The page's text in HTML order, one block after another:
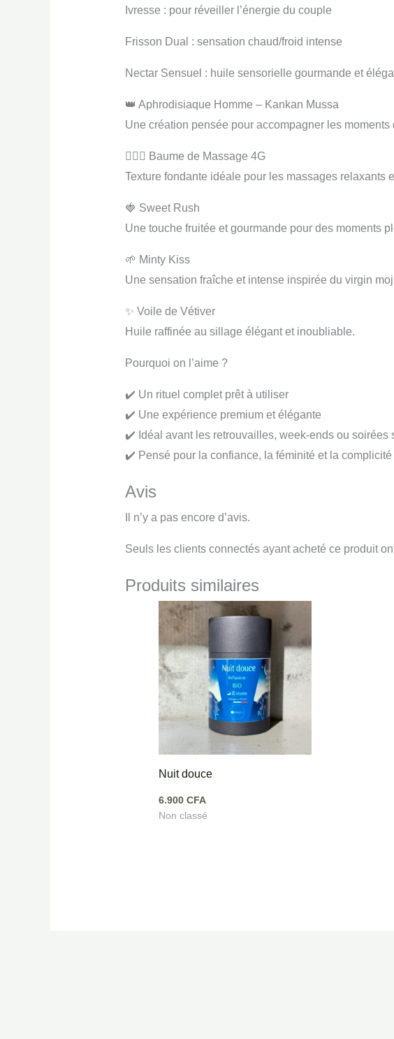
Ivresse : pour réveiller l’énergie du couple
Frisson Dual : sensation chaud/froid intense
Nectar Sensuel : huile sensorielle gourmande et
👑 Aphrodisiaque Homme – Kankan Mussa
Une création pensée pour accompagner les
💆🏽‍♀️ Baume de Massage 4G
Texture fondante idéale pour les massages relaxants
🍓 Sweet Rush
Une touche fruitée et gourmande pour des moments
🌱 Minty Kiss
Une sensation fraîche et intense inspirée du virgin
✨ Voile de Vétiver
Huile raffinée au sillage élégant et inoubliable.
Pourquoi on l’aime ?
✔️ Un rituel complet prêt à utiliser
✔️ Une expérience premium et élégante
✔️ Idéal avant les retrouvailles, week-ends ou soirées
✔️ Pensé pour la confiance, la féminité et la complicité
Avis
Il n’y a pas encore d’avis.
Seuls les clients connectés ayant acheté ce produit
Produits similaires
Nuit douce
6.900 CFA
Non classé